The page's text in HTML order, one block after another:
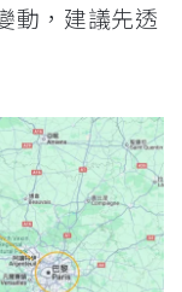
動，建議先透